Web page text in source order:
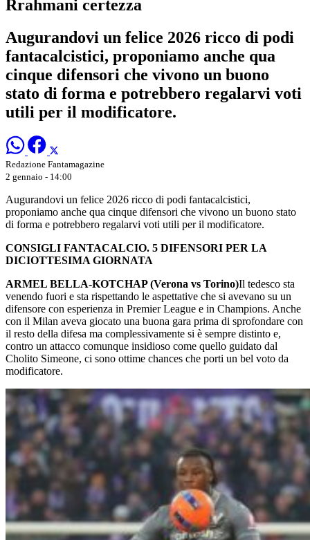
Rrahmani certezza
Augurandovi un felice 2026 ricco di podi
fantacalcistici, proponiamo anche qua
cinque difensori che vivono un buono
stato di forma e potrebbero regalarvi voti
utili per il modificatore.
Redazione Fantamagazine
2 gennaio - 14:00
Augurandovi un felice 2026 ricco di podi fantacalcistici,
proponiamo anche qua cinque difensori che vivono un buono stato
di forma e potrebbero regalarvi voti utili per il modificatore.
CONSIGLI FANTACALCIO. 5 DIFENSORI PER LA
DICIOTTESIMA GIORNATA
ARMEL BELLA-KOTCHAP (Verona vs Torino)Il tedesco sta
venendo fuori e sta rispettando le aspettative che si avevano su un
difensore con esperienza in Premier League e in Champions. Anche
con il Milan aveva giocato una buona gara prima di sprofondare con
il resto della difesa ma complessivamente si è sempre distinto e,
contro un attacco comunque insidioso come quello guidato dal
Cholito Simeone, ci sono ottime chances che porti un bel voto da
modificatore.